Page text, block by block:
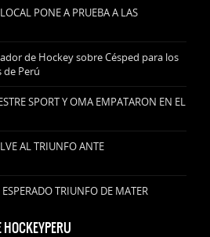
PONE A PRUEBA A LAS
de Hockey sobre Césped para los
de Perú
SPORT Y OMA EMPATARON EN EL
AL TRIUNFO ANTE
TRIUNFO DE MATER